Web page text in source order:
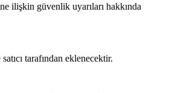
ilişkin güvenlik uyarıları hakkında
tarafından eklenecektir.